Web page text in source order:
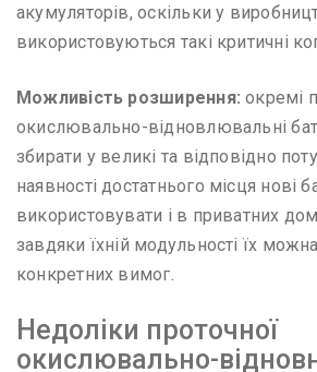
акумуляторів, оскільки у
використовуються такі критичні
Можливість розширення: окремі
окислювально-відновлювальні
збирати у великі та відповідно
наявності достатнього місця нові
використовувати і в приватних
завдяки їхній модульності їх
конкретних вимог.
Недоліки проточної
окислювально-